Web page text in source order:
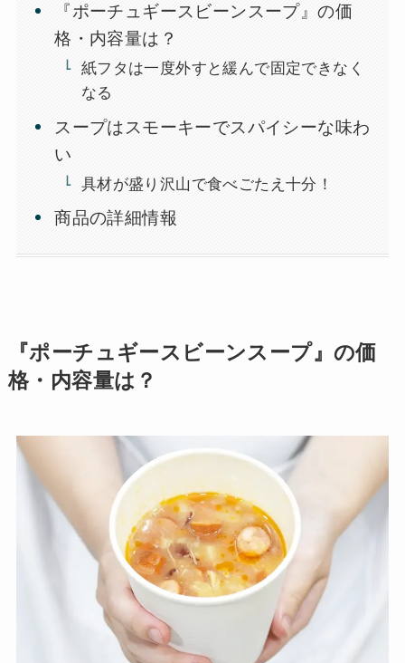
『ポーチュギースビーンスープ』の価
格・内容量は？
紙フタは一度外すと緩んで固定できなく
なる
スープはスモーキーでスパイシーな味わ
い
具材が盛り沢山で食べごたえ十分！
商品の詳細情報
『ポーチュギースビーンスープ』の価
格・内容量は？